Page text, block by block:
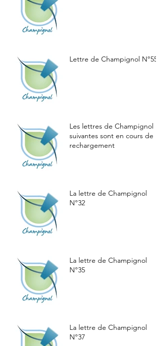
Lettre de Champignol N°55
Les lettres de Champignol
suivantes sont en cours de
rechargement
La lettre de Champignol
N°32
La lettre de Champignol
N°35
La lettre de Champignol
N°37